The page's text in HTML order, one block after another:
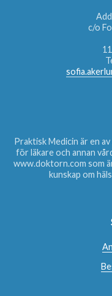
c/o
Praktisk Medicin är en
för läkare och annan
www.doktorn.com som
kunskap om